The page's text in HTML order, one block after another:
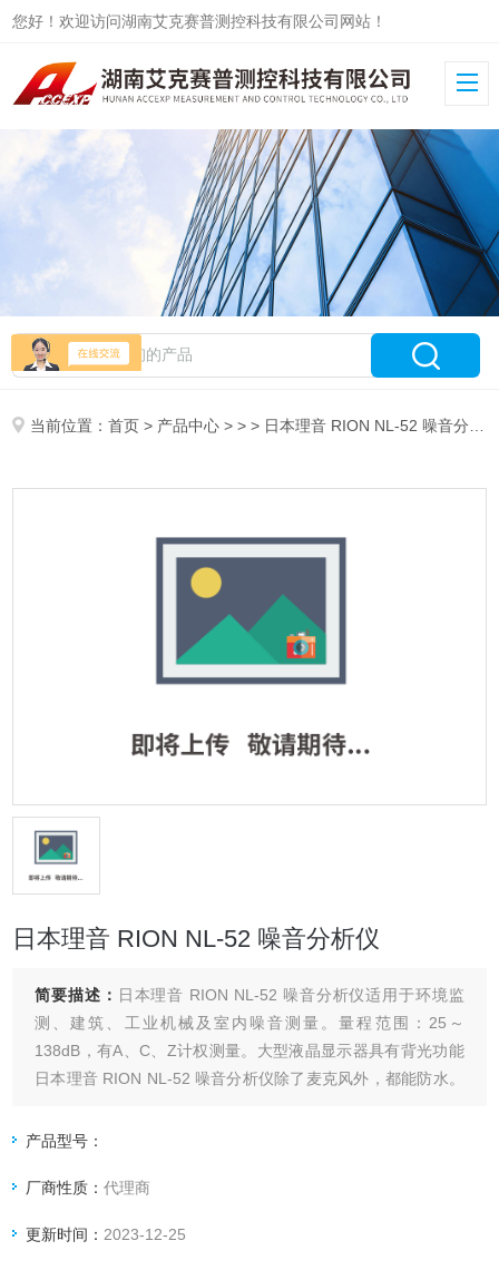
您好！欢迎访问湖南艾克赛普测控科技有限公司网站！
当前位置：首页 > 产品中心 > > > 日本理音 RION NL-52 噪音分析仪
日本理音 RION NL-52 噪音分析仪
简要描述： 日本理音 RION NL-52 噪音分析仪适用于环境监
测、建筑、工业机械及室内噪音测量。量程范围：25～
138dB，有A、C、Z计权测量。大型液晶显示器具有背光功能
日本理音 RION NL-52 噪音分析仪除了麦克风外，都能防水。
产品型号：
厂商性质：代理商
更新时间： 2023-12-25